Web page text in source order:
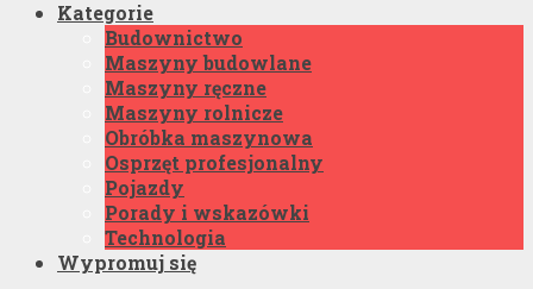
Kategorie
Budownictwo
Maszyny budowlane
Maszyny ręczne
Maszyny rolnicze
Obróbka maszynowa
Osprzęt profesjonalny
Pojazdy
Porady i wskazówki
Technologia
Wypromuj się